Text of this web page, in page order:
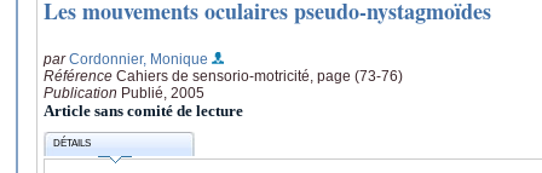
Les mouvements oculaires pseudo-nystagmoïdes
parCordonnier, Monique
Référence Cahiers de sensorio-motricité, page (73-76)
Publication Publié, 2005
Article sans comité de lecture
DÉTAILS